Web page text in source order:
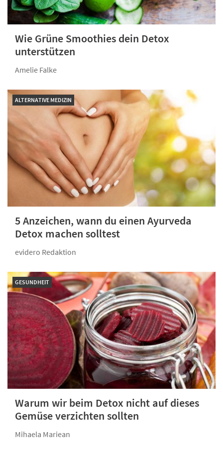
Wie Grüne Smoothies dein Detox
unterstützen
Amelie Falke
ALTERNATIVE MEDIZIN
5 Anzeichen, wann du einen Ayurveda
Detox machen solltest
evidero Redaktion
GESUNDHEIT
Warum wir beim Detox nicht auf dieses
Gemüse verzichten sollten
Mihaela Mariean